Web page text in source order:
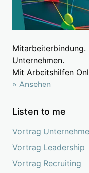
Mitarbeiterbindung.
Unternehmen.
Mit Arbeitshilfen
» Ansehen
Listen to me
Vortrag
Vortrag Leadership
Vortrag Recruiting